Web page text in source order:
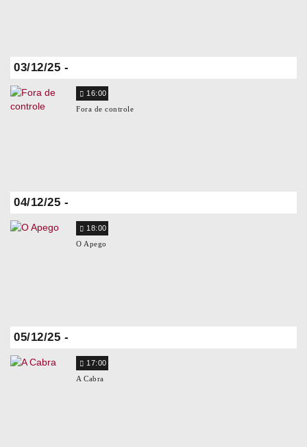
03/12/25 -
16:00
Fora de controle
04/12/25 -
18:00
O Apego
05/12/25 -
17:00
A Cabra